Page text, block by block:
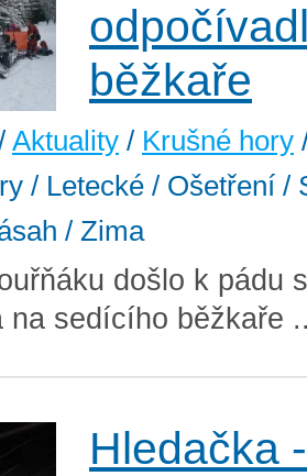
běžkaře
Aktuality / Krušné hory
/ Letecké / Ošetření /
/ Zima
došlo k pádu
na sedícího běžkaře
Hledačka